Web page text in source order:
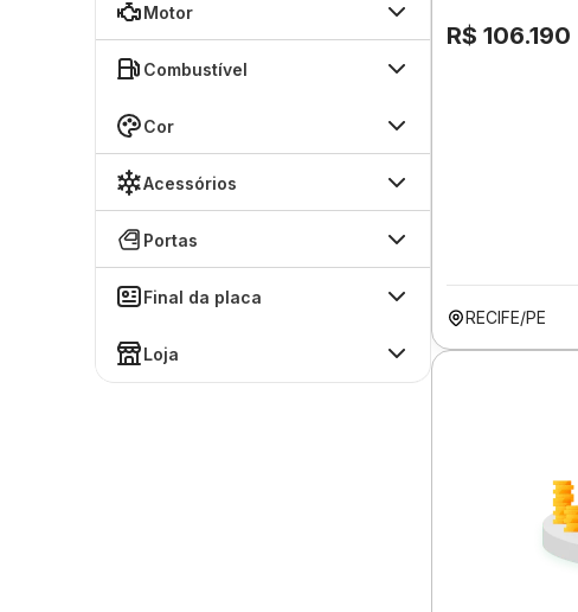
Motor
Combustível
Cor
Acessórios
Portas
Final da placa
Loja
R$ 106.190
RECIFE/PE